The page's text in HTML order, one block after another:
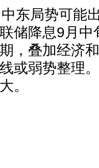
东局势可能
储降息9月
，叠加经济
或弱势整理
。